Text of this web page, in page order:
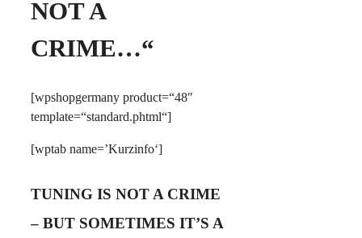
NOT A
CRIME…“
[wpshopgermany product=“48″
template=“standard.phtml“]
[wptab name=’Kurzinfo‘]
TUNING IS NOT A CRIME
– BUT SOMETIMES IT’S A